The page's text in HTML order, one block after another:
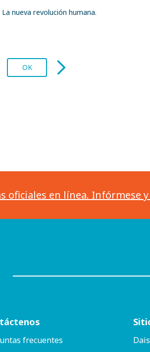
La nueva revolución humana.
OK
en línea. Infórmese
frecuentes